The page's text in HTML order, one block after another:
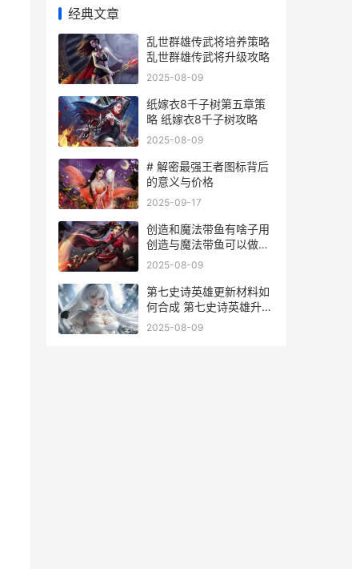
经典文章
乱世群雄传武将培养策略
乱世群雄传武将升级攻略
2025-08-09
纸嫁衣8千子树第五章策
略 纸嫁衣8千子树攻略
2025-08-09
# 解密最强王者图标背后
的意义与价格
2025-09-17
创造和魔法带鱼有啥子用
创造与魔法带鱼可以做什
么东西
2025-08-09
第七史诗英雄更新材料如
何合成 第七史诗英雄升级
攻略
2025-08-09